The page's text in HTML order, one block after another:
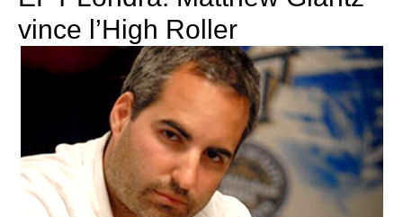
vince l’High Roller